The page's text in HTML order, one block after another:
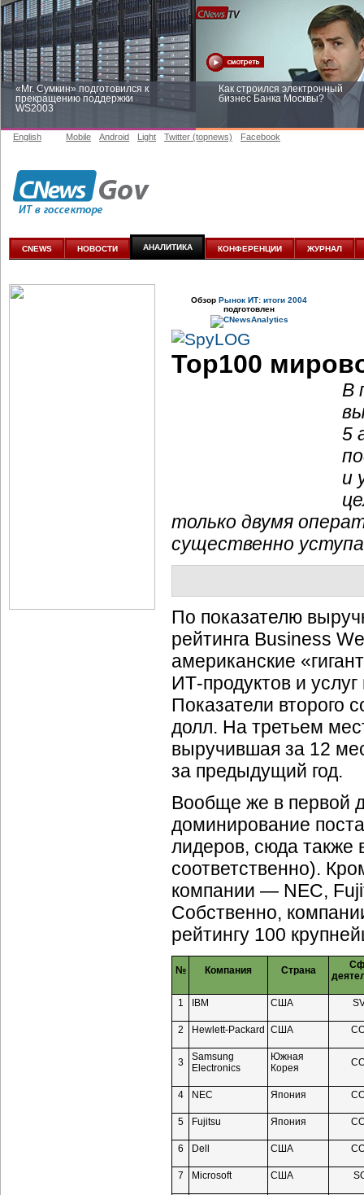
«Mr. Сумкин» подготовился к
прекращению поддержки
WS2003
Как строился электронный
бизнес Банка Москвы?
Заоблачная оптимизация: как
аналитике
English Mobile Android Light Twitter (topnews) Facebook
CNEWS НОВОСТИ АНАЛИТИКА КОНФЕРЕНЦИИ ЖУРНАЛ
Обзор Рынок ИТ: итоги 2004
подготовлен
Top100
В
5
и
только двумя
существенно
По показателю
рейтинга Business
американские
ИТ-продуктов и
Показатели второго
долл. На третьем
выручившая за 12
за предыдущий год.
Вообще же в первой
доминирование
лидеров, сюда также
соответственно).
компании — NEC,
Собственно,
рейтингу 100
№ Компания Страна
1 IBM США
2 Hewlett-Packard США
3
Samsung
Electronics
Южная
Корея
4 NEC Япония
5 Fujitsu Япония
6 Dell США
7 Microsoft США